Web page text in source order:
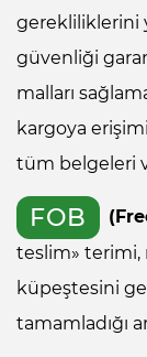
gerekliliklerini
güvenliği
malları
kargoya
tüm belgeleri
FOB
teslim» terimi,
küpeştesini
tamamladığı